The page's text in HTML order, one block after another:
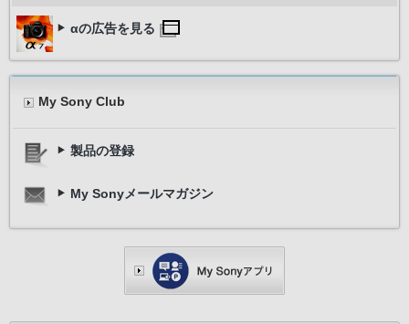
αの広告を見る
My Sony Club
製品の登録
My Sonyメールマガジン